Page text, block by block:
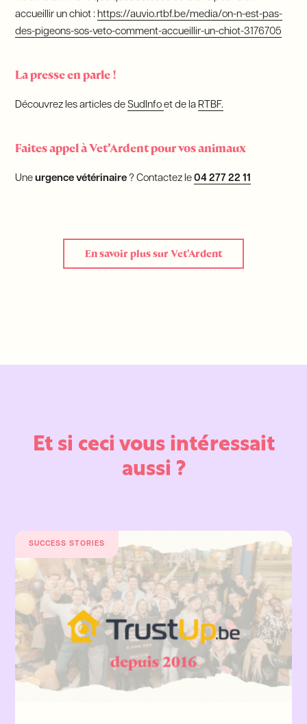
accueillir un chiot :https://auvio.rtbf.be/media/on-n-est-pas-
des-pigeons-sos-veto-comment-accueillir-un-chiot-3176705
La presse en parle !
Découvrez les articles deSudInfoet de laRTBF.
Faites appel à Vet’Ardent pour vos animaux
Uneurgence vétérinaire ? Contactez le04 277 22 11
En savoir plus sur Vet'Ardent
Et si ceci vous intéressait
aussi ?
SUCCESS STORIES